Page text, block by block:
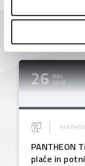
Morda
26 MAJ
2026
PANTHEON
plače in